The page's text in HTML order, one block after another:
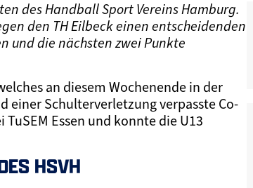
des Handball Sport Vereins Hamburg.
den TH Eilbeck einen entscheidenden
und die nächsten zwei Punkte
an diesem Wochenende in der
einer Schulterverletzung verpasste Co-
Essen und konnte die U13
HSVH